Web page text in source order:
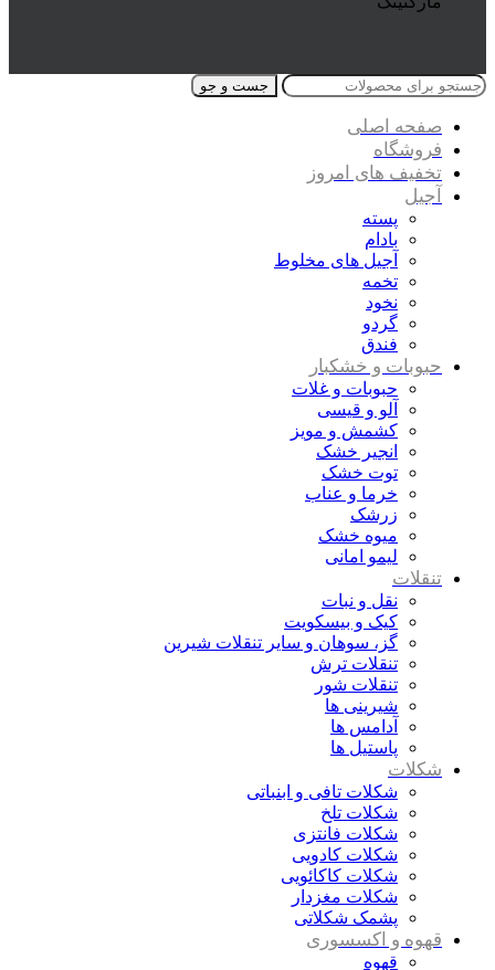
جست و جو
صفحه اصلی
فروشگاه
تخفیف های امروز
آجیل
پسته
بادام
آجیل های مخلوط
تخمه
نخود
گردو
فندق
حبوبات و خشکبار
حبوبات و غلات
آلو و قیسی
کشمش و مویز
انجیر خشک
توت خشک
خرما و عناب
زرشک
میوه خشک
لیمو امانی
تنقلات
نقل و نبات
کیک و بیسکویت
گز، سوهان و سایر تنقلات شیرین
تنقلات ترش
تنقلات شور
شیرینی ها
آدامس ها
پاستیل ها
شکلات
شکلات تافی و ابنباتی
شکلات تلخ
شکلات فانتزی
شکلات کادویی
شکلات کاکائویی
شکلات مغزدار
پشمک شکلاتی
قهوه و اکسسوری
قهوه